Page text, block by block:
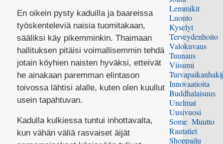
En oikein pysty kaduilla ja baareissa
työskenteleviä naisia tuomitakaan,
sääliksi käy pikemminkin. Thaimaan
hallituksen pitäisi voimallisemmin tehdä
jotain köyhien naisten hyväksi, etteivät
he ainakaan paremman elintason
toivossa lähtisi alalle, kuten olen kuullut
usein tapahtuvan.
Kadulla kulkiessa tuntui inhottavalta,
kun vähän väliä rasvaiset äijät
Lemmikit
Luonto
Kyselyt
Terveydenhoito
Valokuvaus
Tuunaus
Viisumi
Innovaatioita
Buddhalaisuus
Unelmat
Uusivuosi
Some Muutto
Rautatiet
Shoppailu